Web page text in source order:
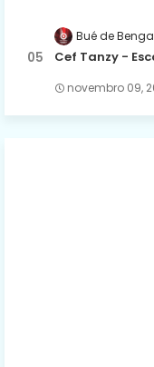
Bué de Benga
Cef Tanzy -
novembro 09,